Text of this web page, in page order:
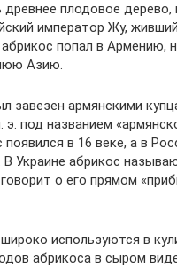
плодовое дерево,
император Жу,
попал в Армению,
Азию.
завезен армянскими
э. под названием
в 16 веке, а в
В Украине абрикос
о его прямом
используются в
абрикоса в сыром